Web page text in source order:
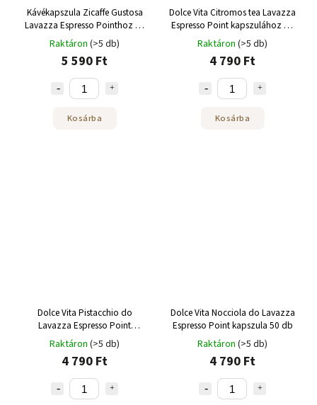
Kávékapszula Zicaffe Gustosa
Lavazza Espresso Pointhoz 50
Raktáron (>5 db)
5 590 Ft
Kosárba
Dolce Vita Citromos tea Lavazza
Espresso Point kapszulához 50
Raktáron (>5 db)
4 790 Ft
Kosárba
Dolce Vita Pistacchio do
Lavazza Espresso Point
kapszula 50 db
Raktáron (>5 db)
4 790 Ft
Dolce Vita Nocciola do Lavazza
Espresso Point kapszula 50 db
Raktáron (>5 db)
4 790 Ft